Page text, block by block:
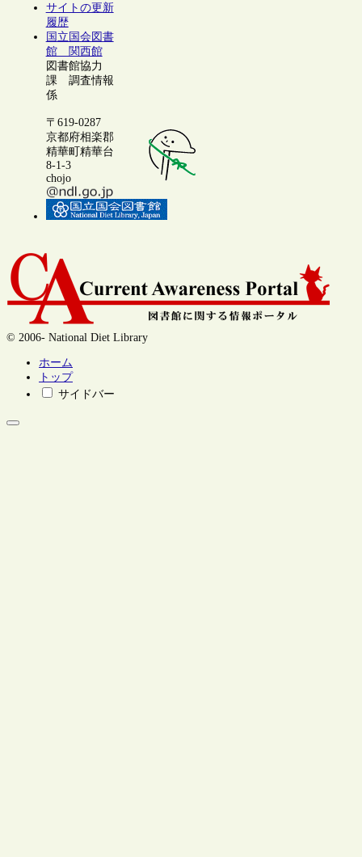
サイトの更新
履歴
国立国会図書
館 関西館
図書館協力
課 調査情報
係
〒619-0287
京都府相楽郡
精華町精華台
8-1-3
chojo
© 2006- National Diet Library
ホーム
トップ
サイドバー